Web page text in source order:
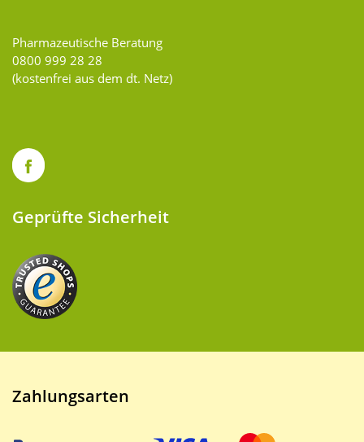
Pharmazeutische Beratung
0800 999 28 28
(kostenfrei aus dem dt. Netz)
Geprüfte Sicherheit
Zahlungsarten